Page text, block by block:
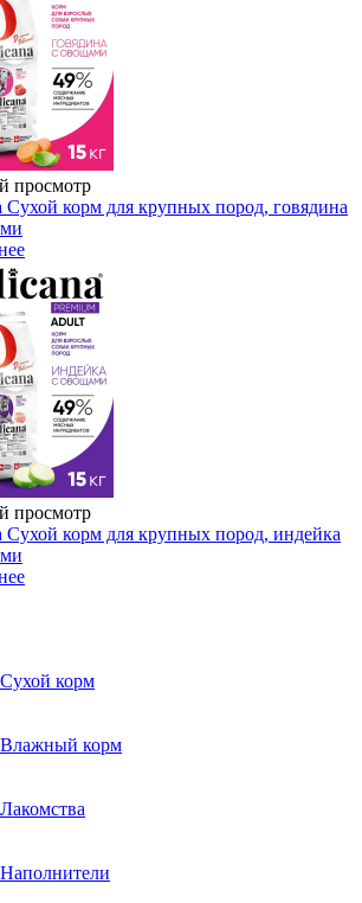
просмотр
Сухой корм для крупных пород, говядина
просмотр
Сухой корм для крупных пород, индейка
Сухой корм
Влажный корм
Лакомства
Наполнители